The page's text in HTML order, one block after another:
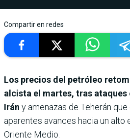
Compartir en redes
Los precios del petróleo
alcista el martes, tras ataques
Irán y amenazas de Teherán
aparentes avances hacia un alto
Oriente Medio.